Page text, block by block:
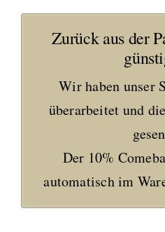
Zurück aus der
Wir haben unser
überarbeitet und
Der 10%
automatisch im